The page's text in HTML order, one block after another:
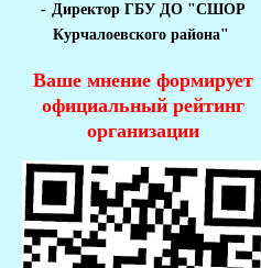
- Директор ГБУ ДО "СШОР
Курчалоевского района"
Ваше мнение формирует
официальный рейтинг
организации